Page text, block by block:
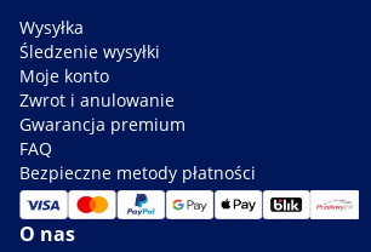
Wysyłka
Śledzenie wysyłki
Moje konto
Zwrot i anulowanie
Gwarancja premium
FAQ
Bezpieczne metody płatności
O nas